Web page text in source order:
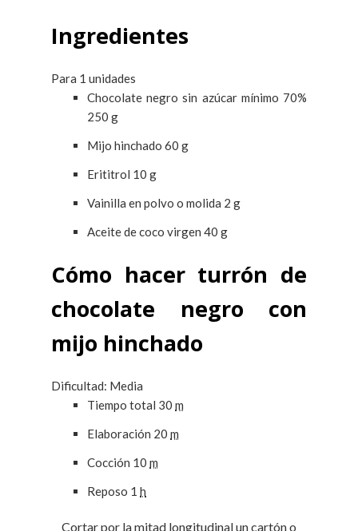
Ingredientes
Para 1 unidades
Chocolate negro sin azúcar mínimo 70%
250 g
Mijo hinchado 60 g
Erititrol 10 g
Vainilla en polvo o molida 2 g
Aceite de coco virgen 40 g
Cómo hacer turrón de
chocolate negro con
mijo hinchado
Dificultad: Media
Tiempo total 30 m
Elaboración 20 m
Cocción 10 m
Reposo 1 h
Cortar por la mitad longitudinal un cartón o